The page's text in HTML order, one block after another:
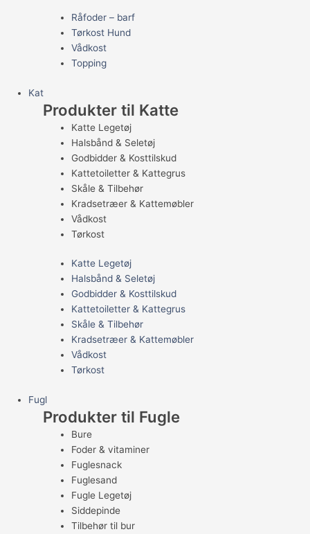
Råfoder – barf
Tørkost Hund
Vådkost
Topping
Kat
Produkter til Katte
Katte Legetøj
Halsbånd & Seletøj
Godbidder & Kosttilskud
Kattetoiletter & Kattegrus
Skåle & Tilbehør
Kradsetræer & Kattemøbler
Vådkost
Tørkost
Katte Legetøj
Halsbånd & Seletøj
Godbidder & Kosttilskud
Kattetoiletter & Kattegrus
Skåle & Tilbehør
Kradsetræer & Kattemøbler
Vådkost
Tørkost
Fugl
Produkter til Fugle
Bure
Foder & vitaminer
Fuglesnack
Fuglesand
Fugle Legetøj
Siddepinde
Tilbehør til bur